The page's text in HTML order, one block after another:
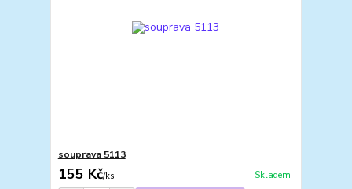
souprava 5113
155 Kč/ks Skladem